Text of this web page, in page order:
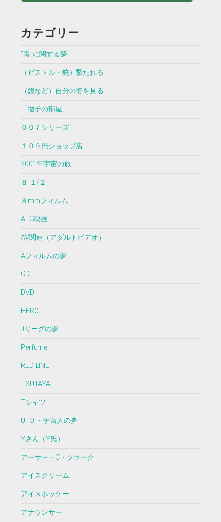
カテゴリー
”青”に関する夢
（ピストル・銃）撃たれる
（鏡など）自分の姿を見る
「徹子の部屋」
００７シリーズ
１００円ショップ店
2001年宇宙の旅
８ １/２
８mmフィルム
ATG映画
AV関連（アダルトビデオ）
Aフィルムの夢
CD
DVD
HERO
Jリーグの夢
Perfume
RED LINE
TSUTAYA
Tシャツ
UFO ・宇宙人の夢
Yさん（Y氏）
アーサー・C・クラーク
アイスクリーム
アイスホッケー
アナウンサー